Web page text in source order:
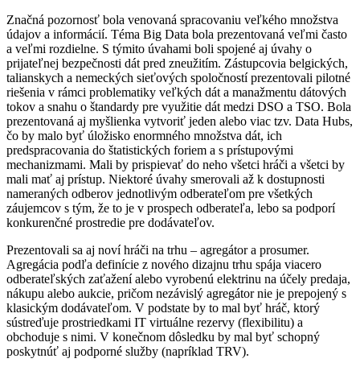
Značná pozornosť bola venovaná spracovaniu veľkého množstva
údajov a informácií. Téma Big Data bola prezentovaná veľmi často
a veľmi rozdielne. S týmito úvahami boli spojené aj úvahy o
prijateľnej bezpečnosti dát pred zneužitím. Zástupcovia belgických,
talianskych a nemeckých sieťových spoločností prezentovali pilotné
riešenia v rámci problematiky veľkých dát a manažmentu dátových
tokov a snahu o štandardy pre využitie dát medzi DSO a TSO. Bola
prezentovaná aj myšlienka vytvoriť jeden alebo viac tzv. Data Hubs,
čo by malo byť úložisko enormného množstva dát, ich
predspracovania do štatistických foriem a s prístupovými
mechanizmami. Mali by prispievať do neho všetci hráči a všetci by
mali mať aj prístup. Niektoré úvahy smerovali až k dostupnosti
nameraných odberov jednotlivým odberateľom pre všetkých
záujemcov s tým, že to je v prospech odberateľa, lebo sa podporí
konkurenčné prostredie pre dodávateľov.
Prezentovali sa aj noví hráči na trhu – agregátor a prosumer.
Agregácia podľa definície z nového dizajnu trhu spája viacero
odberateľských zaťažení alebo vyrobenú elektrinu na účely predaja,
nákupu alebo aukcie, pričom nezávislý agregátor nie je prepojený s
klasickým dodávateľom. V podstate by to mal byť hráč, ktorý
sústreďuje prostriedkami IT virtuálne rezervy (flexibilitu) a
obchoduje s nimi. V konečnom dôsledku by mal byť schopný
poskytnúť aj podporné služby (napríklad TRV).